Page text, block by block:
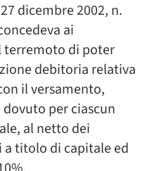
dicembre 2002, n.
ai
di poter
debitoria relativa
il versamento,
per ciascun
al netto dei
a titolo di capitale ed